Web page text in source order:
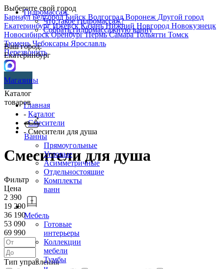
Выберите свой город
БарнаулБелгородБийск ВолгоградВоронеж Другой город
ЕкатеринбургИжевскКазаньНижний Новгород Новокузнецк
НовосибирскОренбургПермьСамараТольятти Томск
ТюменьЧебоксары Ярославль
Перезвонить
Гидромассаж
Что такое гидромассаж?
Собрать гидромассажную ванну
Ваш город:
Екатеринбург
Магазины
Каталог
товаров
Ванны
Прямоугольные
Угловые
Асимметричные
Отдельностоящие
Комплекты
ванн
Мебель
Готовые
интерьеры
Коллекции
мебели
Тумбы
Главная
- Каталог
-Смесители
- Смесители для душа
Смесители для душа
Фильтр
Цена
2 390
19 290
36 190
53 090
69 990
Тип управления